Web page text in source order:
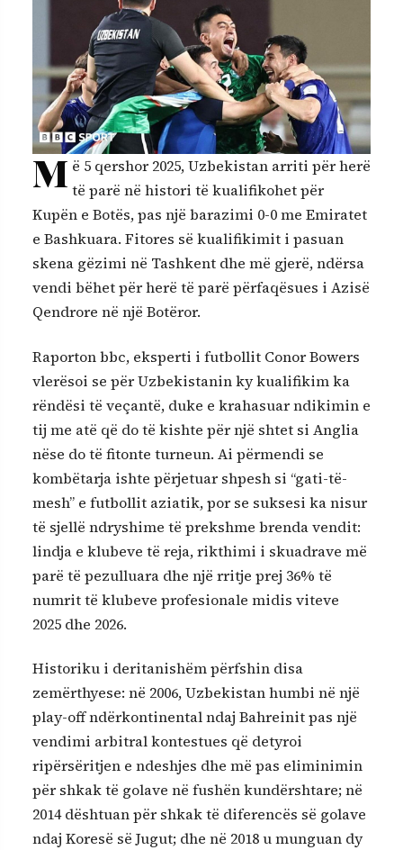
M ë 5 qershor 2025, Uzbekistan arriti për herë
të parë në histori të kualifikohet për
Kupën e Botës, pas një barazimi 0-0 me Emiratet
e Bashkuara. Fitores së kualifikimit i pasuan
skena gëzimi në Tashkent dhe më gjerë, ndërsa
vendi bëhet për herë të parë përfaqësues i Azisë
Qendrore në një Botëror.
Raporton bbc, eksperti i futbollit Conor Bowers
vlerësoi se për Uzbekistanin ky kualifikim ka
rëndësi të veçantë, duke e krahasuar ndikimin e
tij me atë që do të kishte për një shtet si Anglia
nëse do të fitonte turneun. Ai përmendi se
kombëtarja ishte përjetuar shpesh si “gati-të-
mesh” e futbollit aziatik, por se suksesi ka nisur
të sjellë ndryshime të prekshme brenda vendit:
lindja e klubeve të reja, rikthimi i skuadrave më
parë të pezulluara dhe një rritje prej 36% të
numrit të klubeve profesionale midis viteve
2025 dhe 2026.
Historiku i deritanishëm përfshin disa
zemërthyese: në 2006, Uzbekistan humbi në një
play-off ndërkontinental ndaj Bahreinit pas një
vendimi arbitral kontestues që detyroi
ripërsëritjen e ndeshjes dhe më pas eliminimin
për shkak të golave në fushën kundërshtare; në
2014 dështuan për shkak të diferencës së golave
ndaj Koresë së Jugut; dhe në 2018 u munguan dy